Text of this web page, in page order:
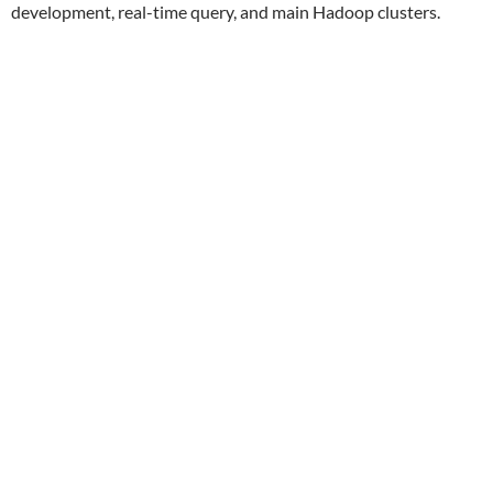
development, real-time query, and main Hadoop clusters.